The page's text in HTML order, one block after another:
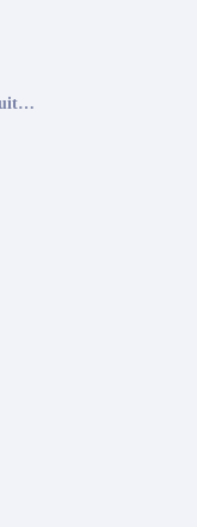
Toño Vázquez Rosales, Arquitecto